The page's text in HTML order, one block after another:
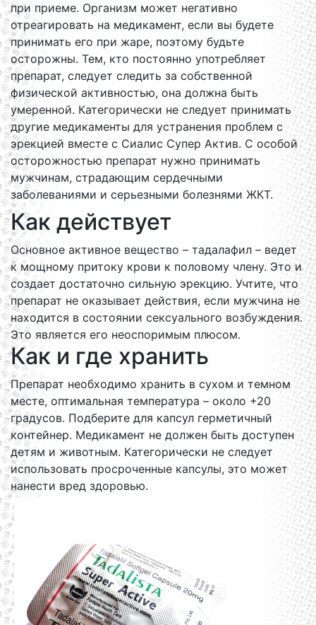
при приеме. Организм может негативно
отреагировать на медикамент, если вы будете
принимать его при жаре, поэтому будьте
осторожны. Тем, кто постоянно употребляет
препарат, следует следить за собственной
физической активностью, она должна быть
умеренной. Категорически не следует принимать
другие медикаменты для устранения проблем с
эрекцией вместе с Сиалис Супер Актив. С особой
осторожностью препарат нужно принимать
мужчинам, страдающим сердечными
заболеваниями и серьезными болезнями ЖКТ.
Как действует
Основное активное вещество – тадалафил – ведет
к мощному притоку крови к половому члену. Это и
создает достаточно сильную эрекцию. Учтите, что
препарат не оказывает действия, если мужчина не
находится в состоянии сексуального возбуждения.
Это является его неоспоримым плюсом.
Как и где хранить
Препарат необходимо хранить в сухом и темном
месте, оптимальная температура – около +20
градусов. Подберите для капсул герметичный
контейнер. Медикамент не должен быть доступен
детям и животным. Категорически не следует
использовать просроченные капсулы, это может
нанести вред здоровью.